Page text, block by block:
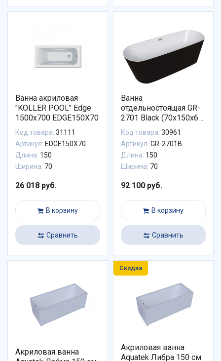
Ванна акриловая
"KOLLER POOL" Edge
1500х700 EDGE150X70
Код товара: 31111
Артикул: EDGE150X70
Длина: 150
Ширина: 70
26 018 руб.
В корзину
Сравнить
Ванна
отдельностоящая GR-
2701 Black (70x150x60)
GROSSMAN 1 мест
Код товара: 30961
Артикул: GR-2701B
Длина: 150
Ширина: 70
92 100 руб.
В корзину
Сравнить
Акриловая ванна
Скидка
Акриловая ванна
Aquatek Либра 150 см